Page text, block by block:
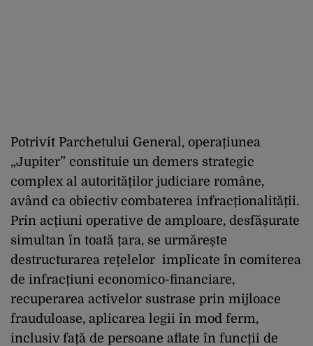
Potrivit Parchetului General, operațiunea
„Jupiter” constituie un demers strategic
complex al autorităților judiciare române,
având ca obiectiv combaterea infracționalității.
Prin acțiuni operative de amploare, desfășurate
simultan în toată țara, se urmărește
destructurarea rețelelor implicate în comiterea
de infracțiuni economico-financiare,
recuperarea activelor sustrase prin mijloace
frauduloase, aplicarea legii în mod ferm,
inclusiv față de persoane aflate în funcții de